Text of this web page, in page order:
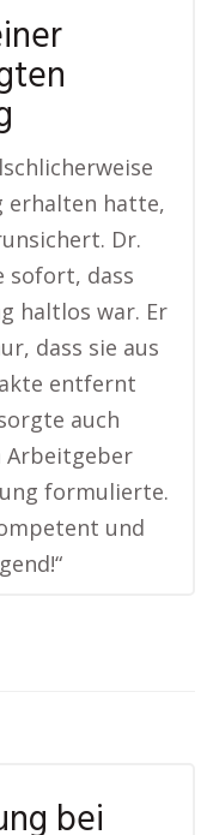
erhalten hatte,
Dr.
sofort, dass
haltlos war. Er
dass sie aus
entfernt
auch
Arbeitgeber
formulierte.
und
bei